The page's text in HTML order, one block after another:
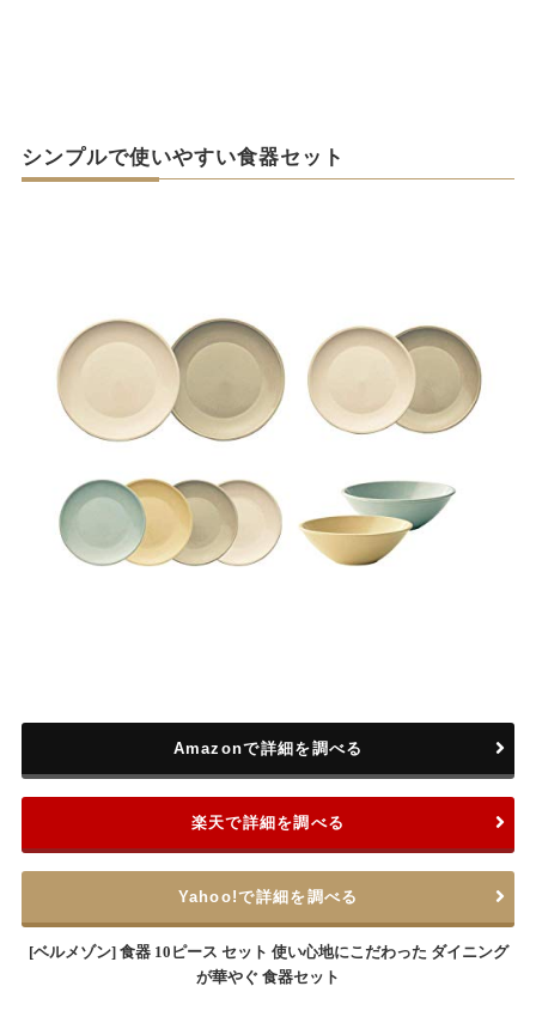
シンプルで使いやすい食器セット
[ベルメゾン] 食器 10ピース セット 使い心地にこだわった ダイニング
が華やぐ 食器セット
Amazonで詳細を調べる
楽天で詳細を調べる
Yahoo!で詳細を調べる